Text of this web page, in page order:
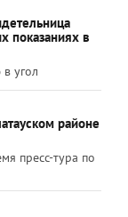
показаниях в
угол
районе
пресс-тура по